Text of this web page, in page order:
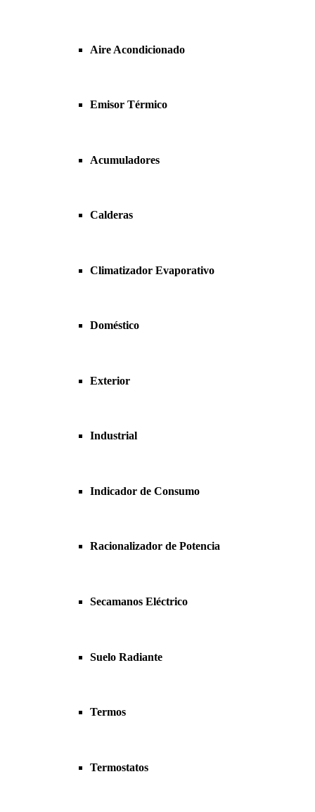
Aire Acondicionado
Emisor Térmico
Acumuladores
Calderas
Climatizador Evaporativo
Doméstico
Exterior
Industrial
Indicador de Consumo
Racionalizador de Potencia
Secamanos Eléctrico
Suelo Radiante
Termos
Termostatos